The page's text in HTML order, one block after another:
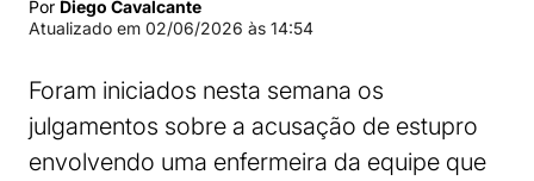
Por Diego Cavalcante
Atualizado em 02/06/2026 às 14:54
Foram iniciados nesta semana os
julgamentos sobre a acusação de estupro
envolvendo uma enfermeira da equipe que